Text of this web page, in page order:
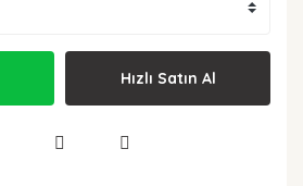
Hızlı Satın Al